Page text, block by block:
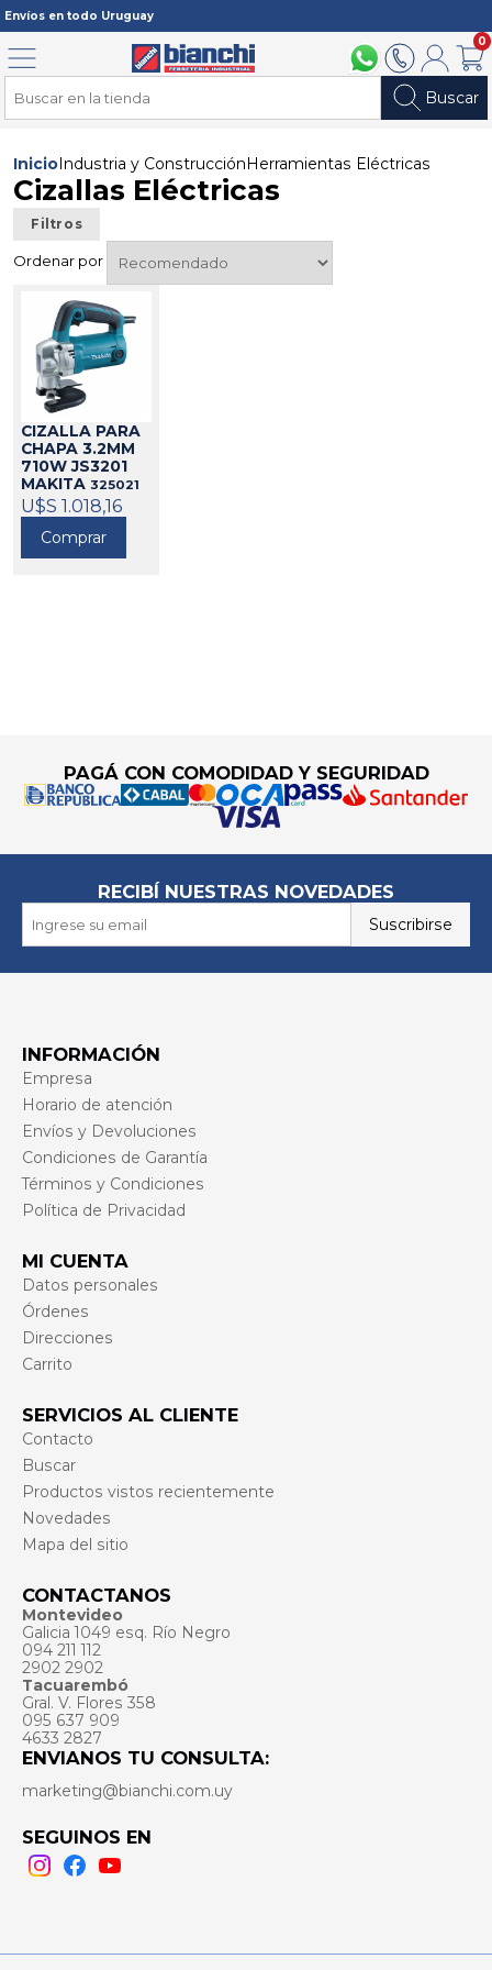
Envíos en todo Uruguay
094 211 1122902 2902Mi cuenta
0
Buscar
Menú
Inicio Industria y Construcción Herramientas Eléctricas
Cizallas Eléctricas
Filtros
Ordenar por
CIZALLA PARA
CHAPA 3.2MM
710W JS3201
MAKITA 325021
U$S 1.018,16
Comprar
PAGÁ CON COMODIDAD Y SEGURIDAD
RECIBÍ NUESTRAS NOVEDADES
Suscribirse
INFORMACIÓN
Empresa
Horario de atención
Envíos y Devoluciones
Condiciones de Garantía
Términos y Condiciones
Política de Privacidad
MI CUENTA
Datos personales
Órdenes
Direcciones
Carrito
SERVICIOS AL CLIENTE
Contacto
Buscar
Productos vistos recientemente
Novedades
Mapa del sitio
CONTACTANOS
Montevideo
Galicia 1049 esq. Río Negro
094 211 112
2902 2902
Tacuarembó
Gral. V. Flores 358
095 637 909
4633 2827
ENVIANOS TU CONSULTA:
marketing@bianchi.com.uy
SEGUINOS EN
Instagram
FacebookYoutube